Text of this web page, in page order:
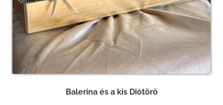
Balerina és a kis Diótörő